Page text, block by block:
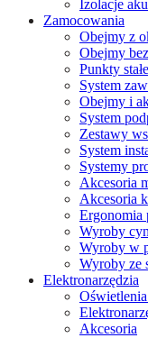
Izolacje
Zamocowania
Obejmy z
Obejmy
Punkty
System
Obejmy i
System
Zestawy
System
Systemy
Akcesoria
Akcesoria
Ergonomia
Wyroby
Wyroby w
Wyroby ze
Elektronarzędzia
Akcesoria